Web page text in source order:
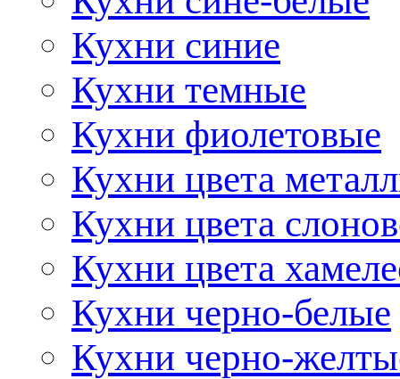
Кухни синие
Кухни темные
Кухни фиолетовые
Кухни цвета
Кухни цвета
Кухни цвета
Кухни черно-белые
Кухни черно-